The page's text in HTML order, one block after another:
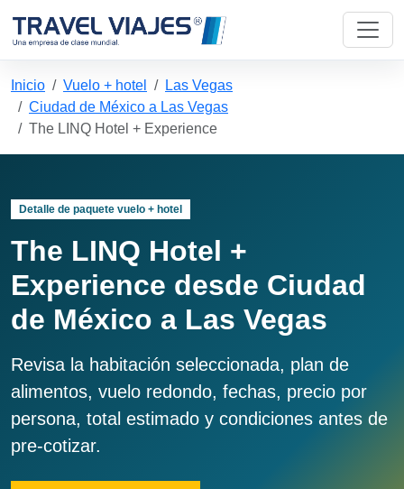
Inicio Vuelo + hotel
Las Vegas
Ciudad de México a Las Vegas
The LINQ Hotel + Experience
Detalle de paquete vuelo + hotel
The LINQ Hotel +
Experience desde Ciudad
de México a Las Vegas
Revisa la habitación seleccionada, plan de
alimentos, vuelo redondo, fechas, precio por
persona, total estimado y condiciones antes de
pre-cotizar.